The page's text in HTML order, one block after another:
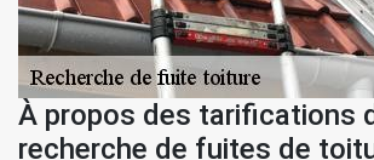
À propos des tarifications
recherche de fuites de